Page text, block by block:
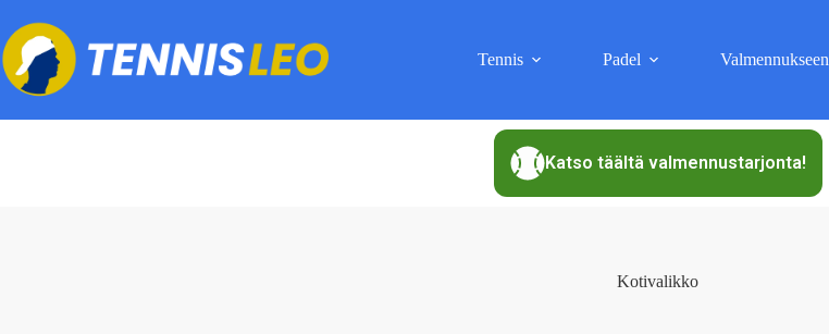
content
Tennis Padel Valmennukseen
Katso täältä valmennustarjonta!
Kotivalikko